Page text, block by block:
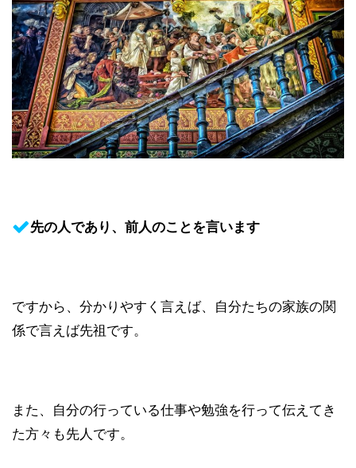
先の人であり、前人のことを言います
ですから、分かりやすく言えば、自分たちの家族の関
係で言えば先祖です。
また、自分の行っている仕事や勉強を行って伝えてき
た方々も先人です。